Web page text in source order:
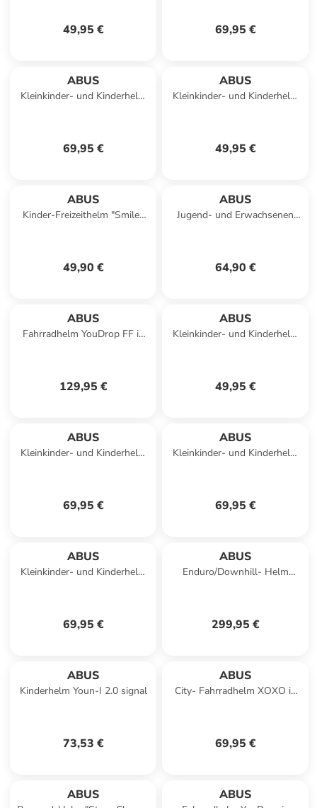
49,95 € 69,95 €
ABUS
Kleinkinder- und Kinderhelm
69,95 €
ABUS
Kleinkinder- und Kinderhelm
49,95 €
ABUS
Kinder-Freizeithelm "Smiley
49,90 €
ABUS
Jugend- und Erwachsenen
64,90 €
ABUS
Fahrradhelm YouDrop FF in
129,95 €
ABUS
Kleinkinder- und Kinderhelm
49,95 €
ABUS
Kleinkinder- und Kinderhelm
69,95 €
ABUS
Kleinkinder- und Kinderhelm
69,95 €
ABUS
Kleinkinder- und Kinderhelm
69,95 €
ABUS
Enduro/Downhill- Helm
299,95 €
ABUS
Kinderhelm Youn-I 2.0 signal
73,53 €
ABUS
City- Fahrradhelm XOXO in
69,95 €
ABUS ABUS